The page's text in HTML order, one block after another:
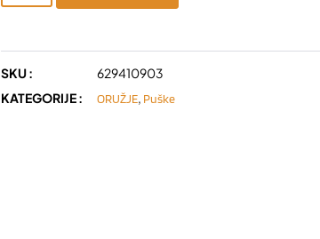
SKU :
629410903
KATEGORIJE :
ORUŽJE, Puške